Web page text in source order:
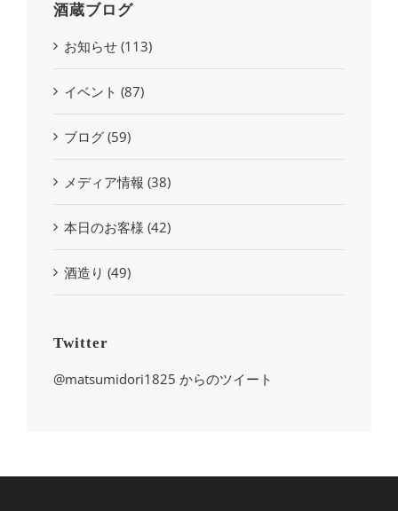
酒蔵ブログ
お知らせ (113)
イベント (87)
ブログ (59)
メディア情報 (38)
本日のお客様 (42)
酒造り (49)
Twitter
@matsumidori1825 からのツイート